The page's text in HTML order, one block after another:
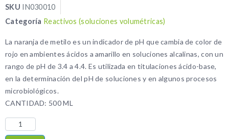
SKU IN030010
Categoría Reactivos (soluciones volumétricas)
La naranja de metilo es un indicador de pH que cambia de color de
rojo en ambientes ácidos a amarillo en soluciones alcalinas, con un
rango de pH de 3.4 a 4.4. Es utilizada en titulaciones ácido-base,
en la determinación del pH de soluciones y en algunos procesos
microbiológicos.
CANTIDAD: 500 ML